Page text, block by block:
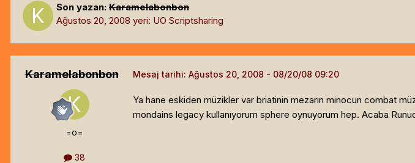
Son yazan: Karamelabonbon
Ağustos 20, 2008 yeri: UO Scriptsharing
Karamelabonbon
=o=
38
Mesaj tarihi: Ağustos 20, 2008
Ya hane eskiden müzikler var briatinin mezarın minocun combat
mondains legacy kullanıyorum sphere oynuyorum hep. Acaba